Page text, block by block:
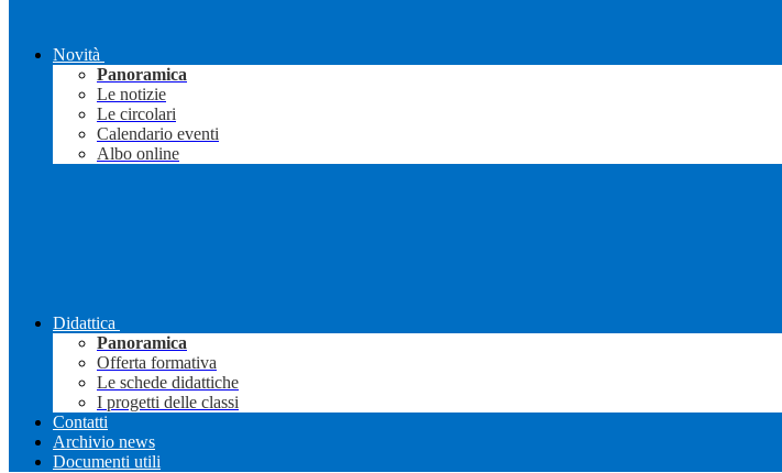
Novità
Panoramica
Le notizie
Le circolari
Calendario eventi
Albo online
Didattica
Panoramica
Offerta formativa
Le schede didattiche
I progetti delle classi
Contatti
Archivio news
Documenti utili